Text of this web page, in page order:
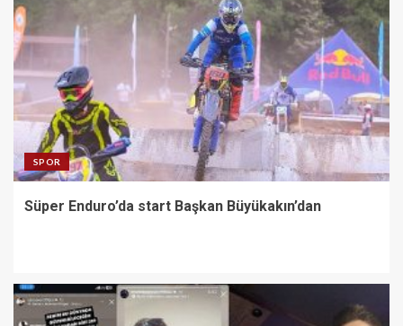
SPOR
Süper Enduro’da start Başkan Büyükakın’dan